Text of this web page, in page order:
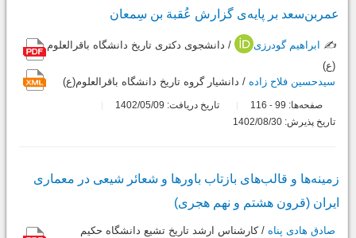
عمربن‌سعد بر پایه‌ی گزارش عُقبة ‌بن ‌سِمعان
✍️ ابراهیم گودرزی
/ دانشجوی دکتری تاریخ دانشگاه باقرالعلوم
(ع)
سیدحسین فلاح زاده / دانشیار گروه تاریخ دانشگاه باقرالعلوم(ع)
صفحه‌ها: 99
-
تاریخ دریافت: 1402/05/09
تاریخ پذیرش: 1402/08/30
زمینه‌ها و قالب‌های بازتاب باورها و شعائر شیعی در معماری
ایران (قرون هشتم و نهم هجری)
صادق هادی پناه / کارشناس ارشد تاریخ تشیع دانشگاه حکیم